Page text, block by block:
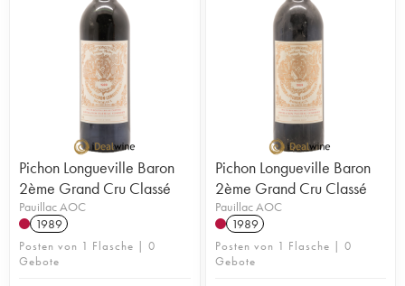
Pichon Longueville Baron
2ème Grand Cru Classé
Pauillac AOC
1989
Posten von 1 Flasche | 0
Gebote
Pichon Longueville Baron
2ème Grand Cru Classé
Pauillac AOC
1989
Posten von 1 Flasche | 0
Gebote